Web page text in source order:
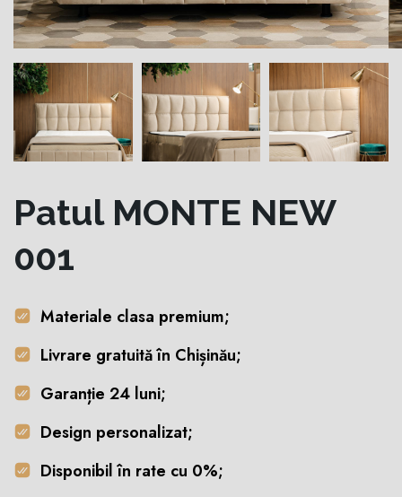
Patul MONTE NEW
001
Materiale clasa premium;
Livrare gratuită în Chișinău;
Garanție 24 luni;
Design personalizat;
Disponibil în rate cu 0%;